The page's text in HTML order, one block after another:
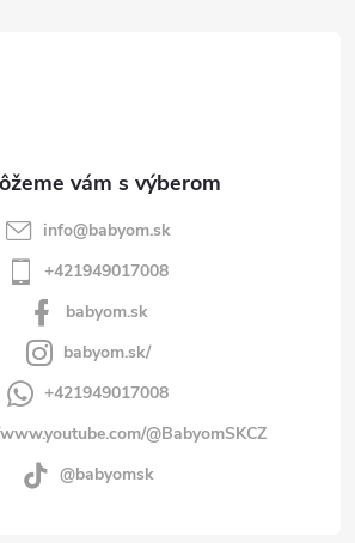
info@babyom.sk
+421949017008
babyom.sk
babyom.sk/
+421949017008
@BabyomSKCZ
@babyomsk